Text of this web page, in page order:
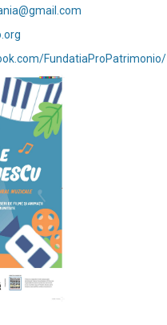
FundatiaProPatrimonio/